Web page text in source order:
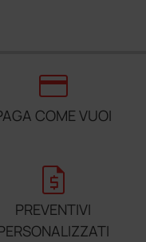
credit_card
COME VUOI
request_quote
PREVENTIVI